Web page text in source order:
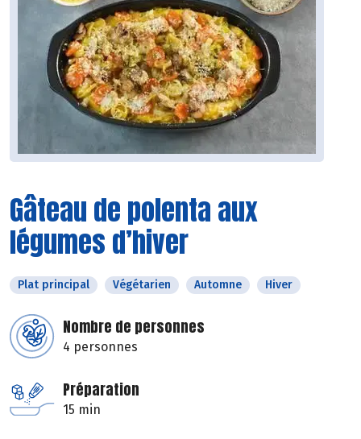
Gâteau de polenta aux
légumes d’hiver
Plat principal Végétarien Automne Hiver
Nombre de personnes
4 personnes
Préparation
15 min